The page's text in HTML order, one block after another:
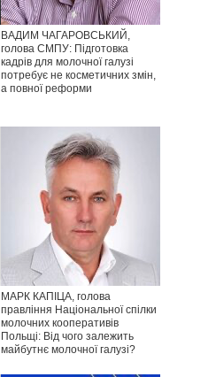
ВАДИМ ЧАГАРОВСЬКИЙ,
голова СМПУ: Підготовка
кадрів для молочної галузі
потребує не косметичних змін,
а повної реформи
МАРК КАПІЦА, голова
правління Національної спілки
молочних кооперативів
Польщі: Від чого залежить
майбутнє молочної галузі?